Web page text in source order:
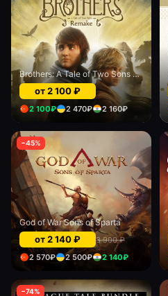
Brothers: A Tale of Two Sons Remake
от2 100₽
2 100₽ 2 470₽ 2 160₽
−45%
God of War Sons of Sparta
от2 140₽ 3 900₽
2 570₽ 2 500₽ 2 140₽
−74%